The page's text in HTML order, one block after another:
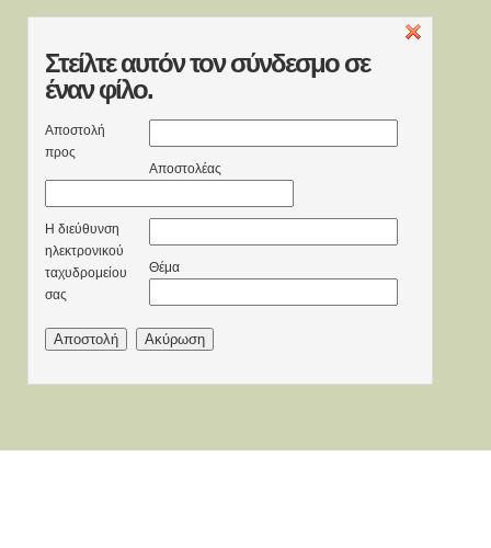
Στείλτεαυτόν τον σύνδεσμο σε
έναν φίλο.
Αποστολή
προς
Αποστολέας
Η διεύθυνση
ηλεκτρονικού
ταχυδρομείου
σας
Θέμα
Αποστολή Ακύρωση